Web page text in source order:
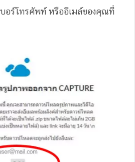
บอร์โทรศัพท์ หรืออีเมล์ของคุณที่